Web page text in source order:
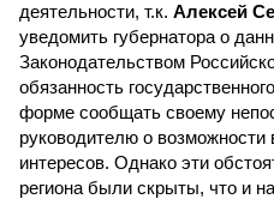
деятельности, т.к. Алексей
уведомить губернатора о
Законодательством
обязанность
форме сообщать своему
руководителю о возможности
интересов. Однако эти
региона были скрыты, что и